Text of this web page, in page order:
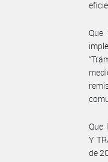
Que
Y
de